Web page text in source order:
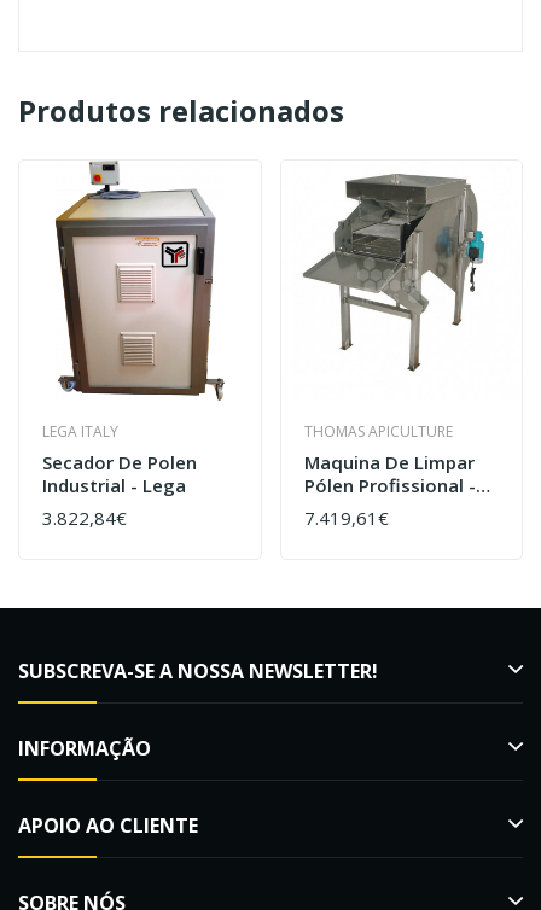
Produtos relacionados
LEGA ITALY
Secador De Polen
Industrial - Lega
3.822,84€
THOMAS APICULTURE
Maquina De Limpar
Pólen Profissional -
Thomas Apiculture
7.419,61€
SUBSCREVA-SE A NOSSA NEWSLETTER!
INFORMAÇÃO
APOIO AO CLIENTE
SOBRE NÓS